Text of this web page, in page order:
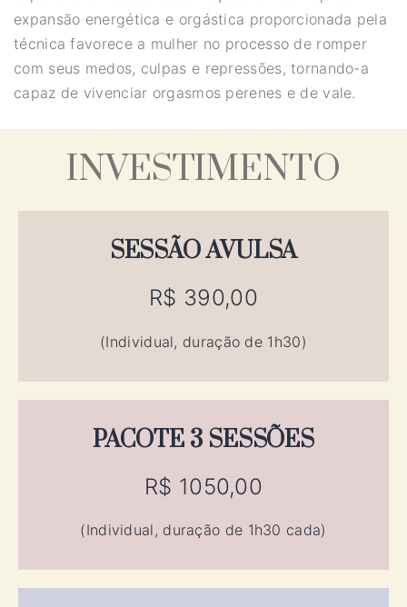
expansão energética e orgástica proporcionada pela
técnica favorece a mulher no processo de romper
com seus medos, culpas e repressões, tornando-a
capaz de vivenciar orgasmos perenes e de vale.
INVESTIMENTO
SESSÃO AVULSA
R$ 390,00
(Individual, duração de 1h30)
PACOTE 3 SESSÕES
R$ 1050,00
(Individual, duração de 1h30 cada)